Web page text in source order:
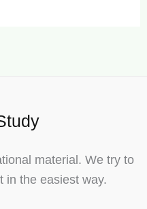
material. We try to
in the easiest way.